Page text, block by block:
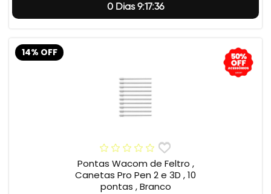
0 Dias 9:17:35
14% OFF
Pontas Wacom de Feltro ,
Canetas Pro Pen 2 e 3D , 10
pontas , Branco